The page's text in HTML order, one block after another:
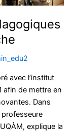
avec l’institut
afin de mettre en
Dans
professeure
explique la